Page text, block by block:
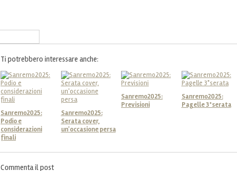
Ti potrebbero interessare anche:
Sanremo2025:
Podio e
considerazioni
finali
Sanremo2025:
Serata cover,
un'occasione persa
Sanremo2025:
Previsioni
Sanremo2025:
Pagelle 3°serata
Commenta il post